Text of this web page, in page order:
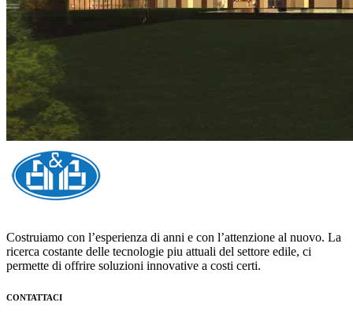
Costruiamo con l’esperienza di anni e con l’attenzione al nuovo. La
ricerca costante delle tecnologie piu attuali del settore edile, ci
permette di offrire soluzioni innovative a costi certi.
CONTATTACI